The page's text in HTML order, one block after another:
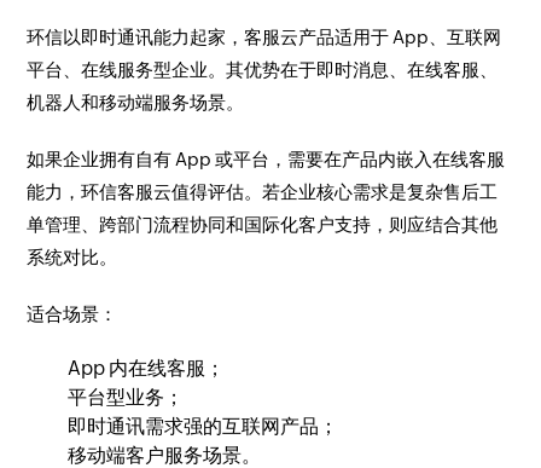
环信以即时通讯能力起家，客服云产品适用于 App、互联网
平台、在线服务型企业。其优势在于即时消息、在线客服、
机器人和移动端服务场景。
如果企业拥有自有 App 或平台，需要在产品内嵌入在线客服
能力，环信客服云值得评估。若企业核心需求是复杂售后工
单管理、跨部门流程协同和国际化客户支持，则应结合其他
系统对比。
适合场景：
App 内在线客服；
平台型业务；
即时通讯需求强的互联网产品；
移动端客户服务场景。